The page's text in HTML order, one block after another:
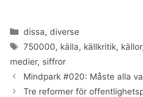
Categories
dissa, diverse
Tags
750000, källa, källkritik, källor
medier, siffror
Mindpark #020: Måste alla
Tre reformer för